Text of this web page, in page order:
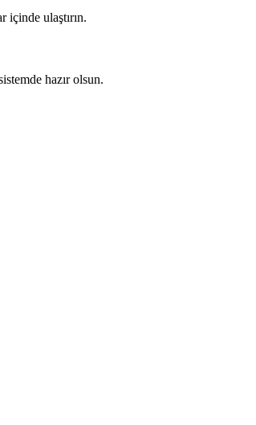
ulaştırın.
hazır olsun.